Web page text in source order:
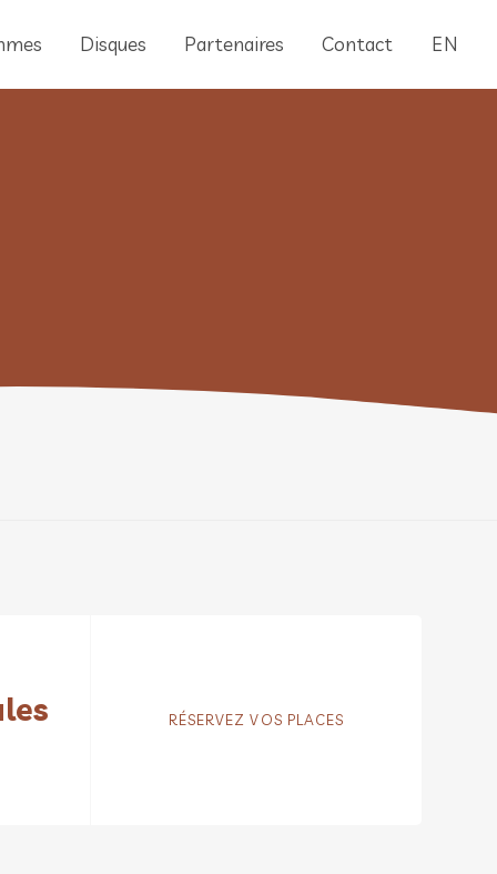
Disques Partenaires Contact EN
RÉSERVEZ VOS PLACES